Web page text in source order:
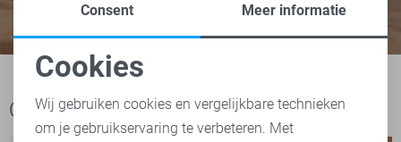
Ook het bekijken waard
Noodzakelijke cookies
Personalisatie cookies
Consent Meer informatie
Cookies
Wij gebruiken cookies en vergelijkbare technieken
om je gebruikservaring te verbeteren. Met